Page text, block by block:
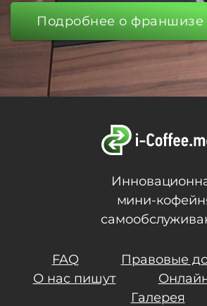
Подробнее о франшизе
мини-
FAQ
Правовые
О нас пишут
Галерея